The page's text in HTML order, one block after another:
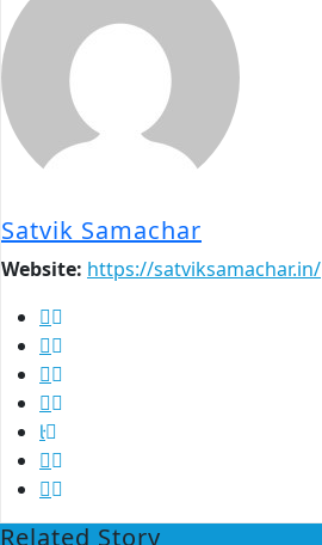
Satvik Samachar
Website: https://satviksamachar.in/
Related Story